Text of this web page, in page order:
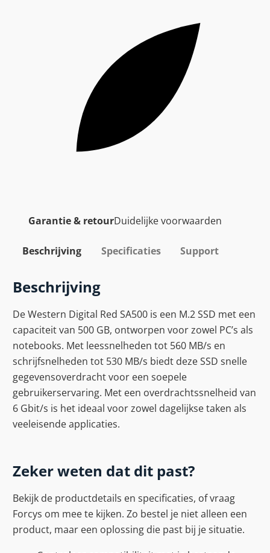
Garantie & retourDuidelijke voorwaarden
Beschrijving Specificaties Support
Beschrijving
De Western Digital Red SA500 is een M.2 SSD met een
capaciteit van 500 GB, ontworpen voor zowel PC’s als
notebooks. Met leessnelheden tot 560 MB/s en
schrijfsnelheden tot 530 MB/s biedt deze SSD snelle
gegevensoverdracht voor een soepele
gebruikerservaring. Met een overdrachtssnelheid van
6 Gbit/s is het ideaal voor zowel dagelijkse taken als
veeleisende applicaties.
Zeker weten dat dit past?
Bekijk de productdetails en specificaties, of vraag
Forcys om mee te kijken. Zo bestel je niet alleen een
product, maar een oplossing die past bij je situatie.